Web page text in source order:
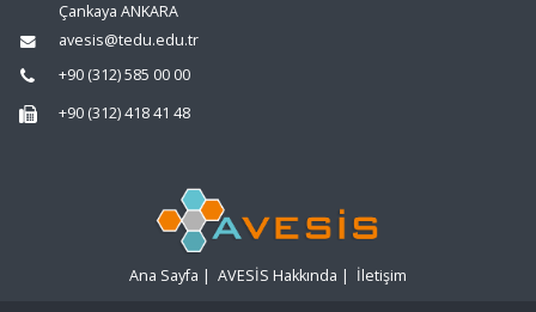
Çankaya ANKARA
avesis@tedu.edu.tr
+90 (312) 585 00 00
+90 (312) 418 41 48
Ana Sayfa | AVESİS Hakkında | İletişim